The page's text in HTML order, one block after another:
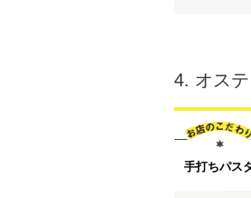
4. オス
手打ちパス